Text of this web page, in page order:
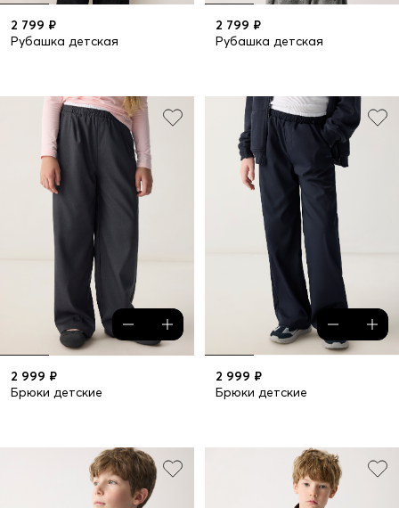
2 799 ₽
Рубашка детская
2 799 ₽
Рубашка детская
2 999 ₽
Брюки детские
2 999 ₽
Брюки детские